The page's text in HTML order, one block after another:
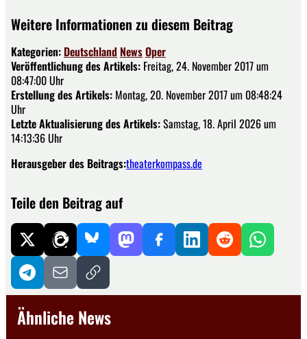
Weitere Informationen zu diesem Beitrag
Kategorien: Deutschland NewsOper
Veröffentlichung des Artikels: Freitag, 24. November 2017 um
08:47:00 Uhr
Erstellung des Artikels: Montag, 20. November 2017 um 08:48:24
Uhr
Letzte Aktualisierung des Artikels:Samstag, 18. April 2026 um
14:13:36 Uhr
Herausgeber des Beitrags:theaterkompass.de
Teile den Beitrag auf
Ähnliche News